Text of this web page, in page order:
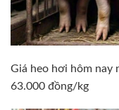
Giá heo hơi hôm nay
63.000 đồng/kg